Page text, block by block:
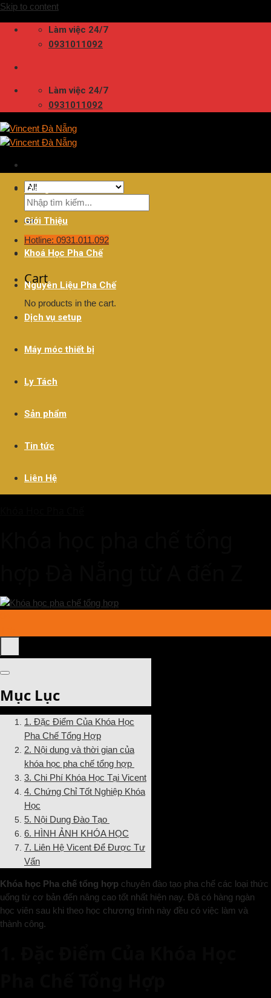
Skip to content
Làm việc 24/7
0931011092
Làm việc 24/7
0931011092
Hotline: 0931.011.092
Cart
No products in the cart.
Trang Chủ
Giới Thiệu
Khoá Học Pha Chế
Nguyên Liệu Pha Chế
Dịch vụ setup
Máy móc thiết bị
Ly Tách
Sản phẩm
Tin tức
Liên Hệ
Mục Lục
1. Đặc Điểm Của Khóa Học
Pha Chế Tổng Hợp
2. Nội dung và thời gian của
khóa học pha chế tổng hợp
3. Chi Phí Khóa Học Tại Vicent
4. Chứng Chỉ Tốt Nghiệp Khóa
Học
5. Nội Dung Đào Tạo
6. HÌNH ẢNH KHÓA HỌC
7. Liên Hệ Vicent Để Được Tư
Vấn
Khóa học Pha chế tổng hợp chuyên đào tạo pha chế các loại thức
uống từ cơ bản đến nâng cao tốt nhất hiện nay. Đã có hàng ngàn
học viên sau khi theo học chương trình này đều có việc làm và
thành công.